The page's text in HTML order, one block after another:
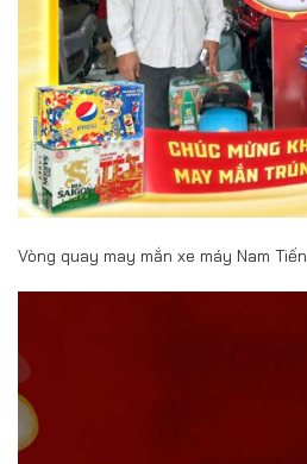
Vòng quay may mắn xe máy Nam Tiến